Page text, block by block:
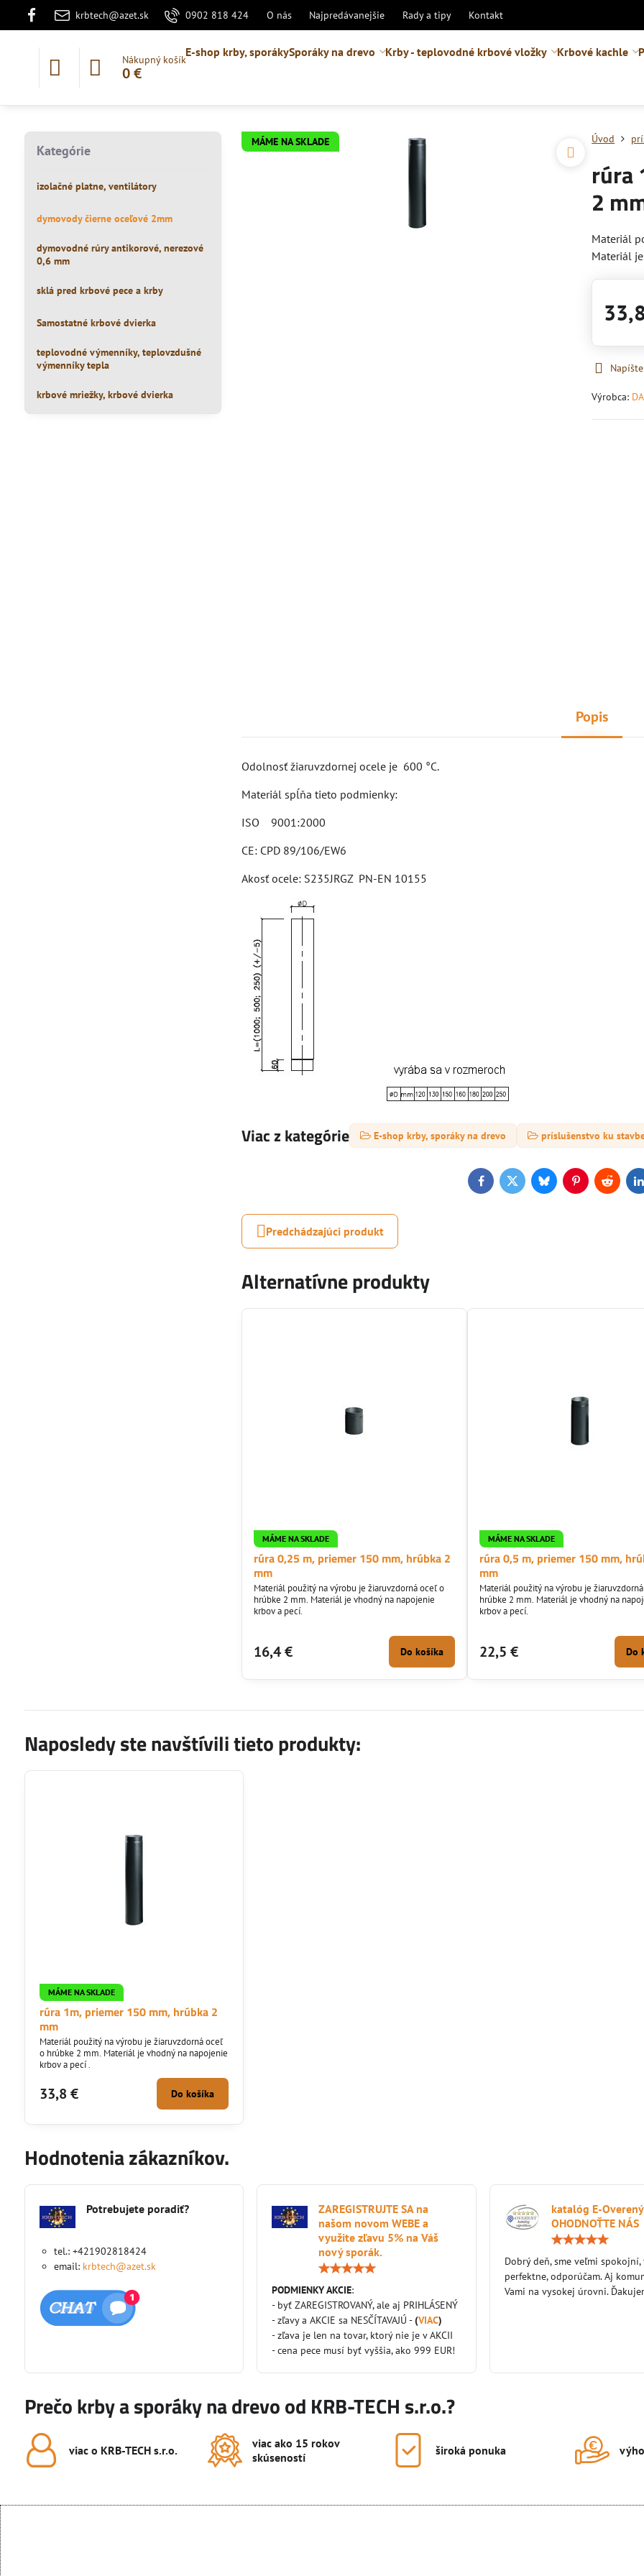
krbtech@azet.sk 0902 818 424 O nás Najpredávanejšie Rady a tipy Kontakt
Nákupný košík
0 €
E-shop krby, sporákySporáky na drevo Krby - teplovodné krbové vložky Krbové kachle
MÁME NA SKLADE Úvod
rúra
2
Materiál
Materiál
Výrobca:
Popis
Odolnosť žiaruvzdornej ocele je 600 °C.
Materiál spĺňa tieto podmienky:
ISO 9001:2000
CE: CPD 89/106/EW6
Akosť ocele: S235JRGZ PN-EN 10155
Viac z kategórie E-shop krby, sporáky na drevo príslušenstvo ku
FacebookTwitterBlueskyPinterestReddit
Predchádzajúci produkt
Alternatívne produkty
MÁME NA SKLADE
rúra 0,25 m, priemer 150 mm, hrúbka 2
mm
Materiál použitý na výrobu je žiaruvzdorná oceľ o
hrúbke 2 mm. Materiál je vhodný na napojenie
krbov a pecí.
16,4 € Do košíka
MÁME NA SKLADE
rúra 0,5 m, priemer 150 mm,
mm
Materiál použitý na výrobu je
hrúbke 2 mm. Materiál je vhodný na
krbov a pecí.
22,5 € Do
Kategórie
izolačné platne, ventilátory
dymovody čierne oceľové 2mm
dymovodné rúry antikorové, nerezové
0,6 mm
sklá pred krbové pece a krby
Samostatné krbové dvierka
teplovodné výmenníky, teplovzdušné
výmenníky tepla
krbové mriežky, krbové dvierka
Naposledy ste navštívili tieto produkty:
MÁME NA SKLADE
rúra 1m, priemer 150 mm, hrúbka 2
mm
Materiál použitý na výrobu je žiaruvzdorná oceľ
o hrúbke 2 mm. Materiál je vhodný na napojenie
krbov a pecí .
33,8 € Do košíka
Hodnotenia zákazníkov.
Potrebujete poradiť?
tel.: +421902818424
email: krbtech@azet.sk
ZAREGISTRUJTE SA na
našom novom WEBE a
využite zľavu 5% na Váš
nový sporák.
5
PODMIENKY AKCIE:
- byť ZAREGISTROVANÝ, ale aj PRIHLÁSENÝ
- zľavy a AKCIE sa NESČÍTAVAJÚ -(VIAC)
- zľava je len na tovar, ktorý nie je v AKCII
- cena pece musí byť vyššia, ako 999 EUR!
katalóg E-Overený
OHODNOŤTE NÁS
Dobrý deň, sme veľmi
perfektne, odporúčam. Aj
Vami na vysokej úrovni.
Prečo krby a sporáky na drevo od KRB-TECH s.r.o.?
viac o KRB-TECH s​.r​.o​.
viac ako 15 rokov
skúseností
široká ponuka